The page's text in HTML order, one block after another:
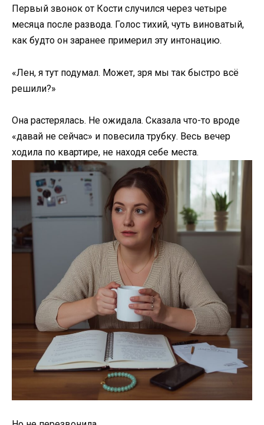
Первый звонок от Кости случился через четыре
месяца после развода. Голос тихий, чуть виноватый,
как будто он заранее примерил эту интонацию.
«Лен, я тут подумал. Может, зря мы так быстро всё
решили?»
Она растерялась. Не ожидала. Сказала что-то вроде
«давай не сейчас» и повесила трубку. Весь вечер
ходила по квартире, не находя себе места.